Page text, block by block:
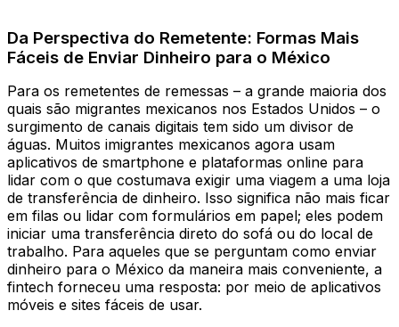
Da Perspectiva do Remetente: Formas Mais
Fáceis de Enviar Dinheiro para o México
Para os remetentes de remessas – a grande maioria dos
quais são migrantes mexicanos nos Estados Unidos – o
surgimento de canais digitais tem sido um divisor de
águas. Muitos imigrantes mexicanos agora usam
aplicativos de smartphone e plataformas online para
lidar com o que costumava exigir uma viagem a uma loja
de transferência de dinheiro. Isso significa não mais ficar
em filas ou lidar com formulários em papel; eles podem
iniciar uma transferência direto do sofá ou do local de
trabalho. Para aqueles que se perguntam como enviar
dinheiro para o México da maneira mais conveniente, a
fintech forneceu uma resposta: por meio de aplicativos
móveis e sites fáceis de usar.